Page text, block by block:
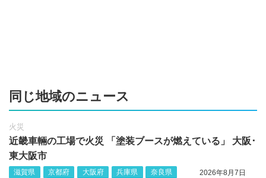
同じ地域のニュース
火災
近畿車輛の工場で火災 「塗装ブースが燃えている」 大阪･
東大阪市
滋賀県 京都府 大阪府 兵庫県
奈良県
2026年8月7日